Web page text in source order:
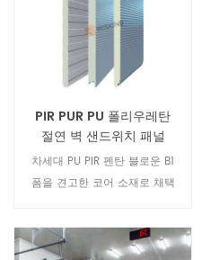
PIR PUR PU 폴리우레탄
절연 벽 샌드위치 패널
차세대 PU PIR 펜탄 블로운 B1
폼을 견고한 코어 소재로 채택
내화 성능. 초고온 안정성 및 화
재 등급, 프레온 배출 제로, 에